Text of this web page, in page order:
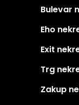
Bulevar
Eho
Exit
Trg
Zakup